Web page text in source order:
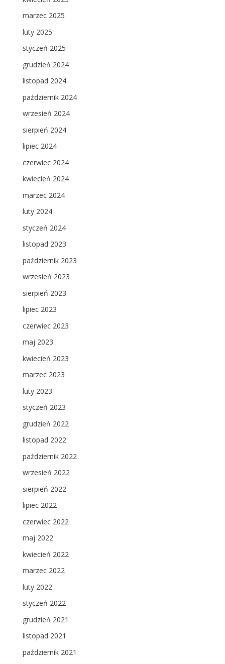
marzec 2025
luty 2025
styczeń 2025
grudzień 2024
listopad 2024
październik 2024
wrzesień 2024
sierpień 2024
lipiec 2024
czerwiec 2024
kwiecień 2024
marzec 2024
luty 2024
styczeń 2024
listopad 2023
październik 2023
wrzesień 2023
sierpień 2023
lipiec 2023
czerwiec 2023
maj 2023
kwiecień 2023
marzec 2023
luty 2023
styczeń 2023
grudzień 2022
listopad 2022
październik 2022
wrzesień 2022
sierpień 2022
lipiec 2022
czerwiec 2022
maj 2022
kwiecień 2022
marzec 2022
luty 2022
styczeń 2022
grudzień 2021
listopad 2021
październik 2021